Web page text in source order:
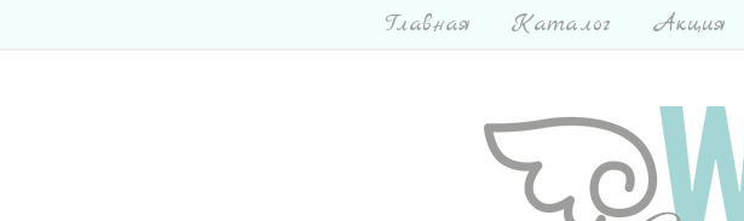
Главная Каталог Акция